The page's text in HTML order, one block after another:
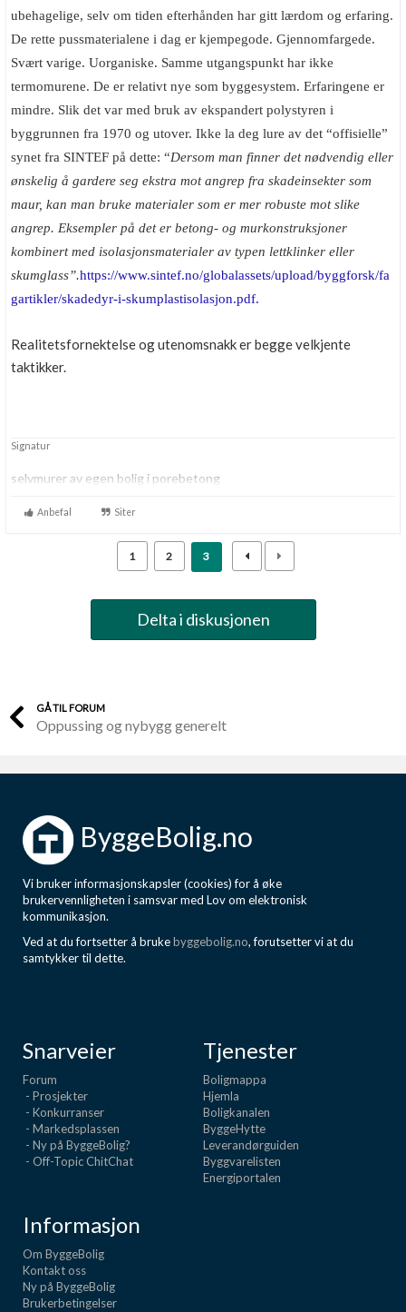
ubehagelige, selv om tiden efterhånden har gitt lærdom og erfaring.
De rette pussmaterialene i dag er kjempegode. Gjennomfargede.
Svært varige. Uorganiske. Samme utgangspunkt har ikke
termomurene. De er relativt nye som byggesystem. Erfaringene er
mindre. Slik det var med bruk av ekspandert polystyren i
byggrunnen fra 1970 og utover. Ikke la deg lure av det “offisielle”
synet fra SINTEF på dette: “Dersom man finner det nødvendig eller
ønskelig å gardere seg ekstra mot angrep fra skadeinsekter som
maur, kan man bruke materialer som er mer robuste mot slike
angrep. Eksempler på det er betong- og murkonstruksjoner
kombinert med isolasjonsmaterialer av typen lettklinker eller
skumglass”.https://www.sintef.no/globalassets/upload/byggforsk/fa
gartikler/skadedyr-i-skumplastisolasjon.pdf.
Realitetsfornektelse og utenomsnakk er begge velkjente
taktikker.
Signatur
selvmurer av egen bolig i porebetong
Anbefal Siter
1 2 3
Delta i diskusjonen
GÅ TIL FORUM
Oppussing og nybygg generelt
ByggeBolig.no
Vi bruker informasjonskapsler (cookies) for å øke
brukervennligheten i samsvar med Lov om elektronisk
kommunikasjon.
Ved at du fortsetter å brukebyggebolig.no, forutsetter vi at du
samtykker til dette.
Snarveier
Forum
- Prosjekter
- Konkurranser
- Markedsplassen
- Ny på ByggeBolig?
- Off-Topic ChitChat
Tjenester
Boligmappa
Hjemla
Boligkanalen
ByggeHytte
Leverandørguiden
Byggvarelisten
Energiportalen
Informasjon
Om ByggeBolig
Kontakt oss
Ny på ByggeBolig
Brukerbetingelser